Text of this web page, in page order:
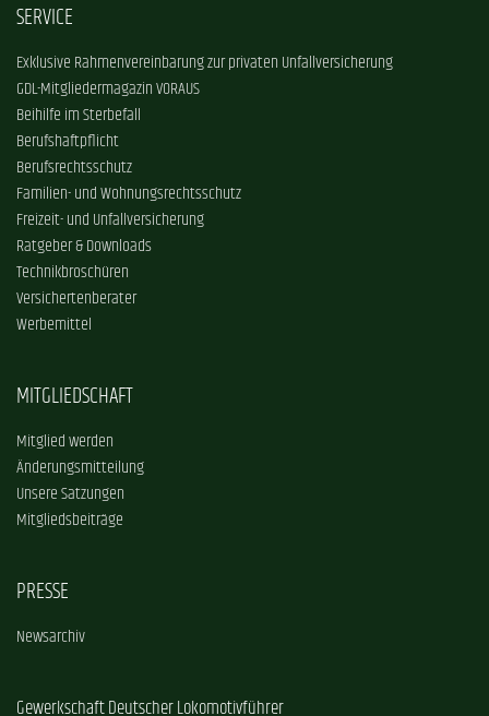
SERVICE
Exklusive Rahmenvereinbarung zur privaten Unfallversicherung
GDL-Mitgliedermagazin VORAUS
Beihilfe im Sterbefall
Berufshaftpflicht
Berufsrechtsschutz
Familien- und Wohnungsrechtsschutz
Freizeit- und Unfallversicherung
Ratgeber & Downloads
Technikbroschüren
Versichertenberater
Werbemittel
MITGLIEDSCHAFT
Mitglied werden
Änderungsmitteilung
Unsere Satzungen
Mitgliedsbeiträge
PRESSE
Newsarchiv
Gewerkschaft Deutscher Lokomotivführer